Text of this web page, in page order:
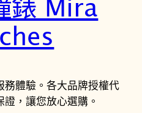
錶 Mira
務體驗。各大品牌授權代
，讓您放心選購。